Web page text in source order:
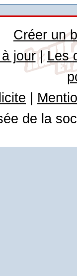
Créer un
jour| Les
de la